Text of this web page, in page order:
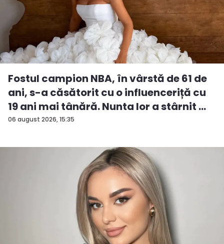
06 august 2026, 15:35
Fostul campion NBA, în vârstă de 61 de
ani, s-a căsătorit cu o influenceriță cu
19 ani mai tânără. Nunta lor a stârnit ...